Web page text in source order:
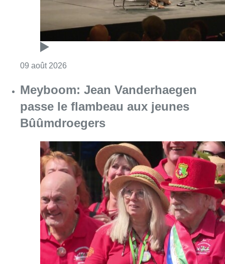
09 août 2026
Meyboom: Jean Vanderhaegen
passe le flambeau aux jeunes
Bûûmdroegers